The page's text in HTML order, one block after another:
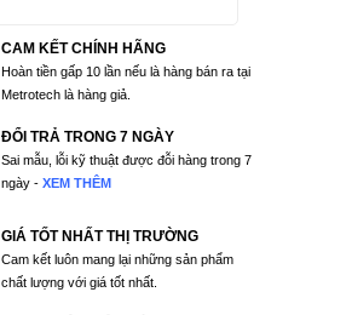
CAM KẾT CHÍNH HÃNG
Hoàn tiền gấp 10 lần nếu là hàng bán ra tại
Metrotech là hàng giả.
ĐỔI TRẢ TRONG 7 NGÀY
Sai mẫu, lỗi kỹ thuật được đỗi hàng trong 7
ngày -XEM THÊM
GIÁ TỐT NHẤT THỊ TRƯỜNG
Cam kết luôn mang lại những sản phẩm
chất lượng với giá tốt nhất.